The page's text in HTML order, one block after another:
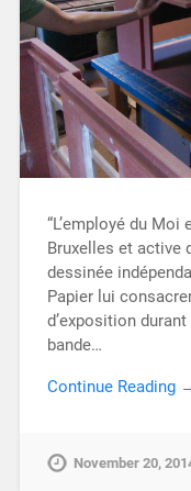
“L’employé du
Bruxelles et active
dessinée
Papier lui
d’exposition
bande…
Continue Reading
November 20,